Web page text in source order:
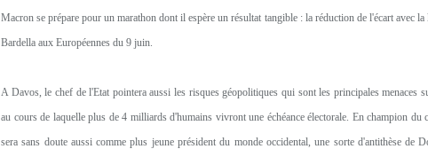
Macron se prépare pour un marathon dont il espère un résultat tangible : la réduction de l'écart avec
Bardella aux Européennes du 9 juin.
A Davos, le chef de l'Etat pointera aussi les risques géopolitiques qui sont les principales menaces
au cours de laquelle plus de 4 milliards d'humains vivront une échéance électorale. En champion du
sera sans doute aussi comme plus jeune président du monde occidental, une sorte d'antithèse de